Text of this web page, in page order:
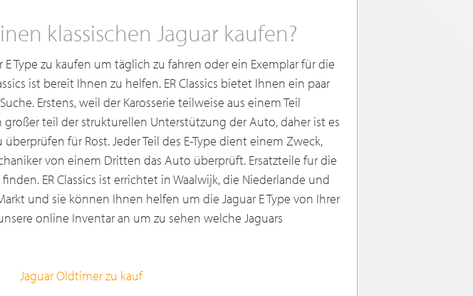
klassischen Jaguar kaufen?
Type zu kaufen um täglich zu fahren oder ein Exemplar für die
ist bereit Ihnen zu helfen. ER Classics bietet Ihnen ein paar
Erstens, weil der Karosserie teilweise aus einem Teil
teil der strukturellen Unterstützung der Auto, daher ist es
für Rost. Jeder Teil des E-Type dient einem Zweck,
von einem Dritten das Auto überprüft. Ersatzteile fur die
ER Classics ist errichtet in Waalwijk, die Niederlande und
und sie können Ihnen helfen um die Jaguar E Type von Ihrer
online Inventar an um zu sehen welche Jaguars
Jaguar Oldtimer zu kauf